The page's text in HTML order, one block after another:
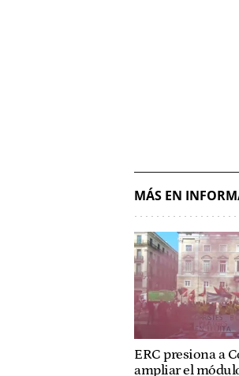
MÁS EN
ERC presiona a
ampliar el